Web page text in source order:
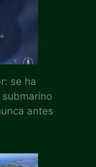
se ha
antes